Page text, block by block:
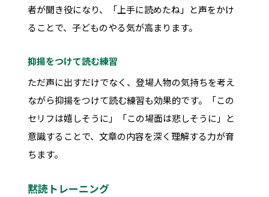
者が聞き役になり、「上手に読めたね」と声をかけ
ることで、子どものやる気が高まります。
抑揚をつけて読む練習
ただ声に出すだけでなく、登場人物の気持ちを考え
ながら抑揚をつけて読む練習も効果的です。「この
セリフは嬉しそうに」「この場面は悲しそうに」と
意識することで、文章の内容を深く理解する力が育
ちます。
黙読トレーニング